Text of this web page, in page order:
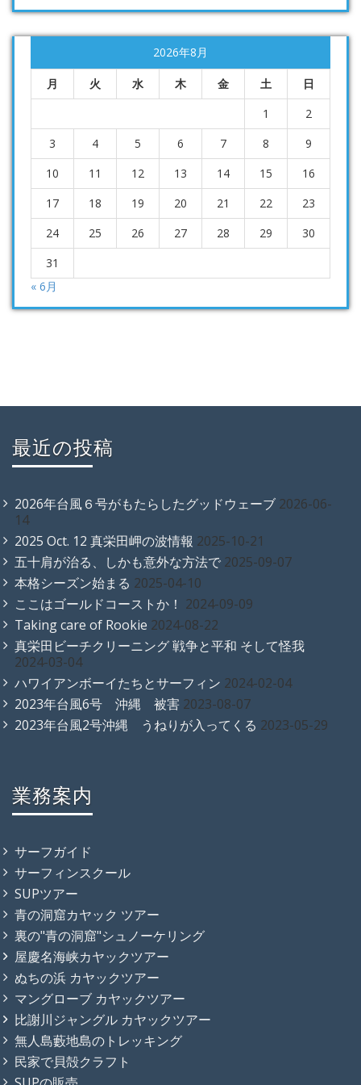
2026年8月
月 火 水 木 金 土
日
1
2
3
4 5 6 7 8
9
10
11 12 13 14 15
16
17
18 19 20 21 22
23
24
25 26 27 28 29
30
31
« 6月
最近の投稿
2026年台風６号がもたらしたグッドウェーブ 2026-06-
14
2025 Oct. 12 真栄田岬の波情報 2025-10-21
五十肩が治る、しかも意外な方法で 2025-09-07
本格シーズン始まる 2025-04-10
ここはゴールドコーストか！ 2024-09-09
Taking care of Rookie 2024-08-22
真栄田ビーチクリーニング 戦争と平和 そして怪我
2024-03-04
ハワイアンボーイたちとサーフィン 2024-02-04
2023年台風6号 沖縄 被害 2023-08-07
2023年台風2号沖縄 うねりが入ってくる 2023-05-29
業務案内
サーフガイド
サーフィンスクール
SUPツアー
青の洞窟カヤック ツアー
裏の"青の洞窟"シュノーケリング
屋慶名海峡カヤックツアー
ぬちの浜 カヤックツアー
マングローブ カヤックツアー
比謝川ジャングル カヤックツアー
無人島藪地島のトレッキング
民家で貝殻クラフト